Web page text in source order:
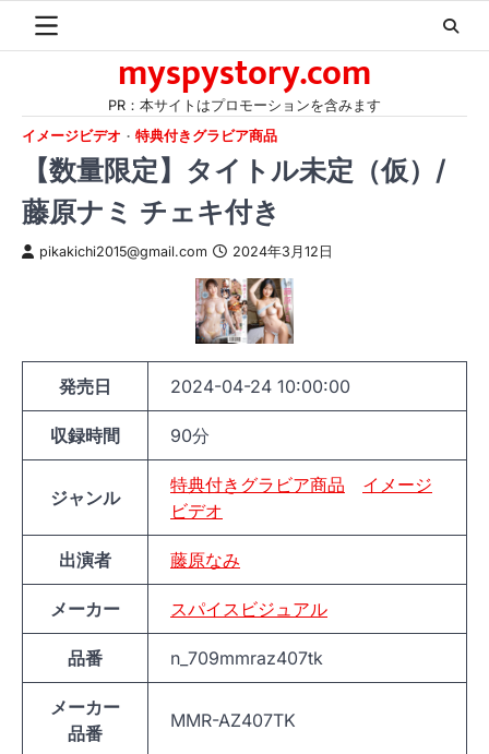
myspystory.com
PR：本サイトはプロモーションを含みます
イメージビデオ
特典付きグラビア商品
【数量限定】タイトル未定（仮）/
藤原ナミ チェキ付き
pikakichi2015@gmail.com 2024年3月12日
発売日 2024-04-24 10:00:00
収録時間 90分
ジャンル
特典付きグラビア商品
イメージ
ビデオ
出演者 藤原なみ
メーカー スパイスビジュアル
品番 n_709mmraz407tk
メーカー
品番
MMR-AZ407TK